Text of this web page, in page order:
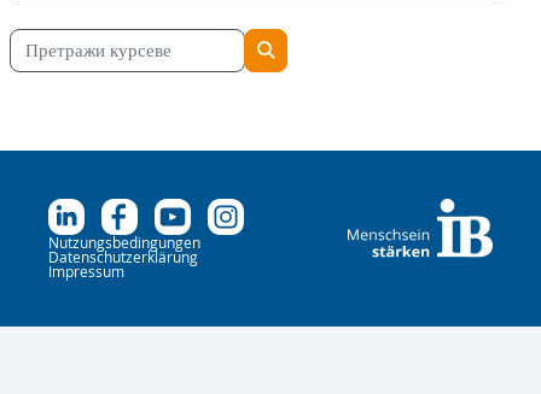
Претражи курсеве
Претражи курсеве
Nutzungsbedingungen
Datenschutzerklärung
Impressum